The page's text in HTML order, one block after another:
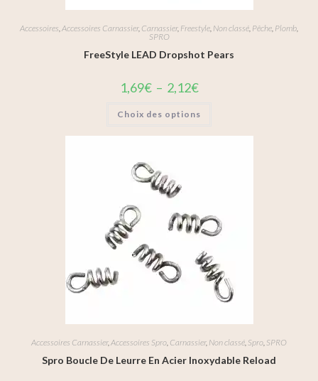
Accessoires,Accessoires Carnassier, Carnassier, Freestyle, Non classé, Pêche, Plomb,
SPRO
FreeStyle LEAD Dropshot Pears
1,69€ – 2,12€
Choix des options
Accessoires Carnassier, Accessoires Spro Carnassier, Non classé Spro SPRO
Spro Boucle De Leurre En Acier Inoxydable Reload